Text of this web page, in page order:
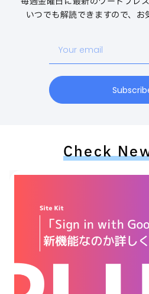
いつでも解読できますので、
email
Check